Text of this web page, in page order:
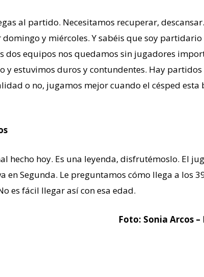
al partido. Necesitamos recuperar,
y miércoles. Y sabéis que soy partidario
dos equipos nos quedamos sin jugadores
y estuvimos duros y contundentes. Hay
o no, jugamos mejor cuando el césped esta
hecho hoy. Es una leyenda, disfrutémoslo. El
en Segunda. Le preguntamos cómo llega a los
es fácil llegar así con esa edad.
Foto: Sonia Arcos –